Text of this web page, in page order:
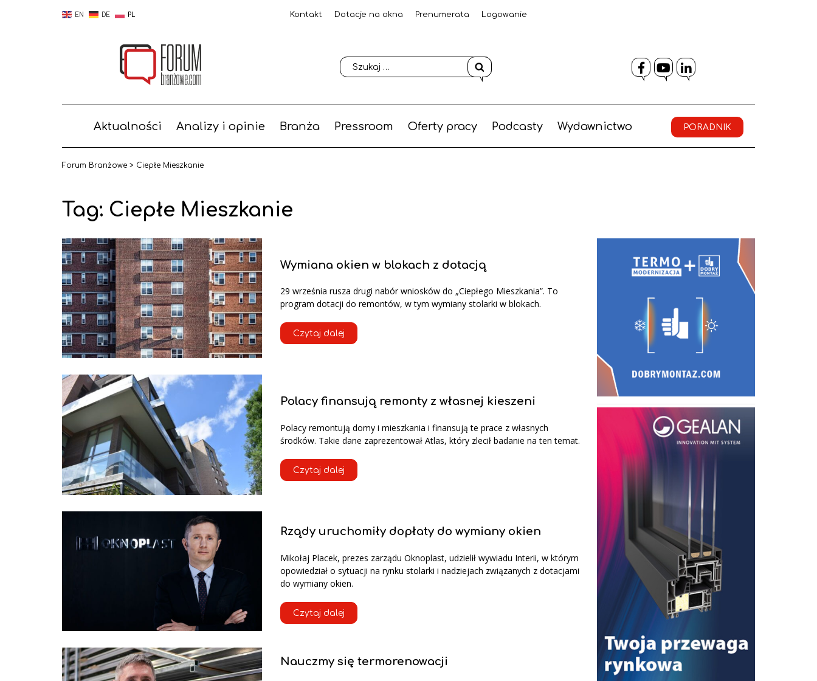
EN DE PL Kontakt Dotacje na okna Prenumerata Logowanie
Facebook
YouTube
LinkedIn
Aktualności Analizy i opinie Branża Pressroom Oferty pracy Podcasty Wydawnictwo PORADNIK
Forum Branżowe > Ciepłe Mieszkanie
Tag: Ciepłe Mieszkanie
Wymiana okien w blokach z dotacją
29 września rusza drugi nabór wniosków do „Ciepłego Mieszkania”. To
program dotacji do remontów, w tym wymiany stolarki w blokach.
Czytaj dalej
Polacy finansują remonty z własnej kieszeni
Polacy remontują domy i mieszkania i finansują te prace z własnych
środków. Takie dane zaprezentował Atlas, który zlecił badanie na ten temat.
Czytaj dalej
Rządy uruchomiły dopłaty do wymiany okien
Mikołaj Placek, prezes zarządu Oknoplast, udzielił wywiadu Interii, w którym
opowiedział o sytuacji na rynku stolarki i nadziejach związanych z dotacjami
do wymiany okien.
Czytaj dalej
Nauczmy się termorenowacji